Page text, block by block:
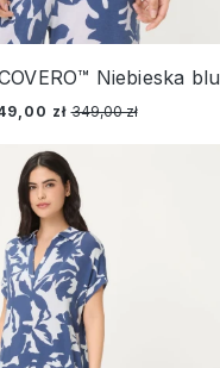
zł 349,00 zł